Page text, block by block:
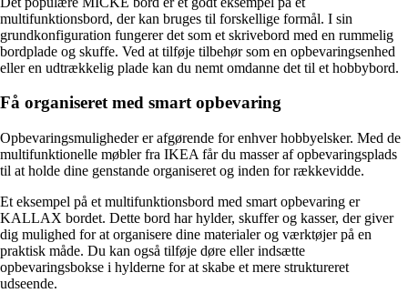
multifunktionsbord, der kan bruges til forskellige formål. I sin
grundkonfiguration fungerer det som et skrivebord med en rummelig
bordplade og skuffe. Ved at tilføje tilbehør som en opbevaringsenhed
eller en udtrækkelig plade kan du nemt omdanne det til et hobbybord.
Få organiseret med smart opbevaring
Opbevaringsmuligheder er afgørende for enhver hobbyelsker. Med de
multifunktionelle møbler fra IKEA får du masser af opbevaringsplads
til at holde dine genstande organiseret og inden for rækkevidde.
Et eksempel på et multifunktionsbord med smart opbevaring er
KALLAX bordet. Dette bord har hylder, skuffer og kasser, der giver
dig mulighed for at organisere dine materialer og værktøjer på en
praktisk måde. Du kan også tilføje døre eller indsætte
opbevaringsbokse i hylderne for at skabe et mere struktureret
udseende.